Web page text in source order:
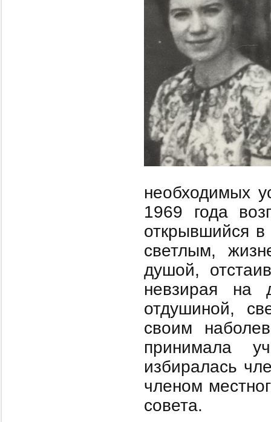
необходимых
1969 года
открывшийся
светлым,
душой,
невзирая на
отдушиной,
своим
принимала
избиралась
членом
совета.